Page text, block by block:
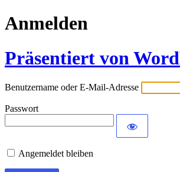
Anmelden
Präsentiert von
Benutzername oder E-Mail-Adresse
Passwort
Angemeldet bleiben